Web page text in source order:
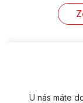
U nás máte